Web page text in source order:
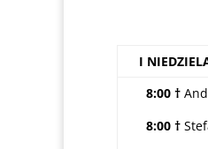
I
8:00 †
8:00 †